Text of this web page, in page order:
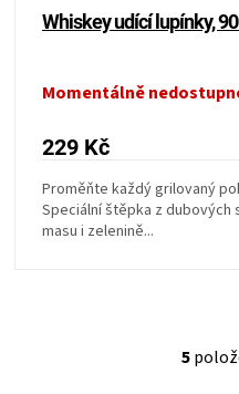
Whiskey udící lupínky,
Momentálně
229 Kč
Proměňte každý grilovaný
Speciální štěpka z dubových
masu i zelenině...
5